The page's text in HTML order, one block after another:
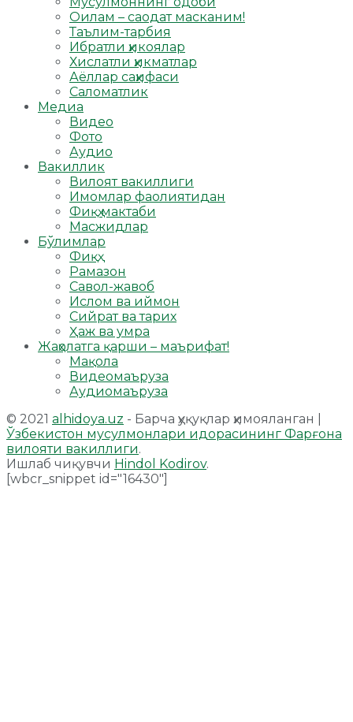
Оилам – саодат масканим!
Таълим-тарбия
Ибратли ҳикоялар
Хислатли ҳикматлар
Аёллар саҳифаси
Саломатлик
Медиа
Видео
Фото
Аудио
Вакиллик
Вилоят вакиллиги
Имомлар фаолиятидан
Фиқҳ мактаби
Масжидлар
Бўлимлар
Фиқҳ
Рамазон
Савол-жавоб
Ислом ва иймон
Сийрат ва тарих
Ҳаж ва умра
Жаҳолатга қарши – маърифат!
Мақола
Видеомаъруза
Аудиомаъруза
© 2021 alhidoya.uz - Барча ҳуқуқлар ҳимояланган |
Ўзбекистон мусулмонлари идорасининг Фарғона
вилояти вакиллиги.
Ишлаб чиқувчи Hindol Kodirov.
[wbcr_snippet id="16430"]